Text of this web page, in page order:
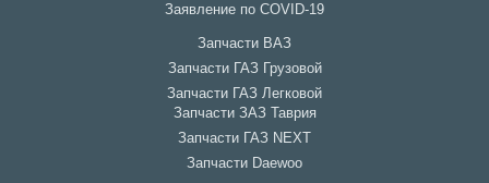
Заявление по COVID-19
Запчасти ВАЗ
Запчасти ГАЗ Грузовой
Запчасти ГАЗ Легковой
Запчасти ЗАЗ Таврия
Запчасти ГАЗ NEXT
Запчасти Daewoo